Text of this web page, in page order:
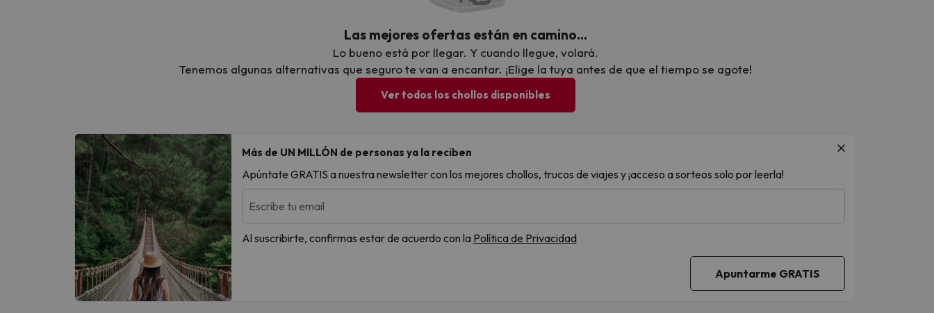
Las mejores ofertas están en camino…
Lo bueno está por llegar. Y cuando llegue, volará.
Tenemos algunas alternativas que seguro te van a encantar. ¡Elige la tuya antes de que el tiempo se agote!
Ver todos los chollos disponibles
Más de UN MILLÓN de personas ya la reciben
Apúntate GRATIS a nuestra newsletter con los mejores chollos, trucos de viajes y ¡acceso a sorteos solo por leerla!
Escribe tu email
Al suscribirte, confirmas estar de acuerdo con la Política de Privacidad